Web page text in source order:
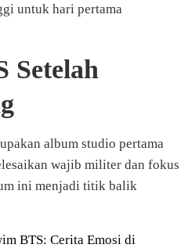
untuk hari pertama
Setelah
album studio pertama
wajib militer dan fokus
ini menjadi titik balik
BTS: Cerita Emosi di